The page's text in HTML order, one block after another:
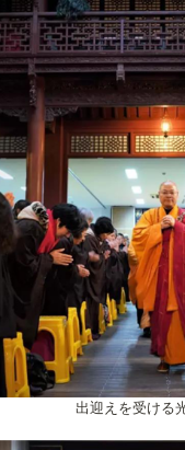
出迎えを受ける